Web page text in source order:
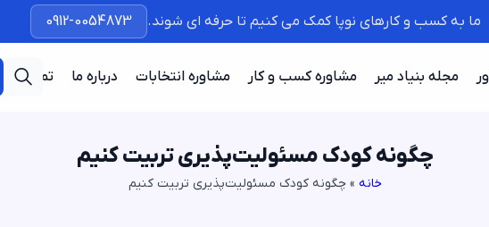
ما به کسب و کارهای نوپا کمک می کنیم تا حرفه ای شوند. 0912-0054873
مجله بنیاد میر مشاوره کسب و کار مشاوره انتخابات درباره ما تماس با ما
چگونه کودک مسئولیت‌پذیری تربیت کنیم
خانه » چگونه کودک مسئولیت‌پذیری تربیت کنیم